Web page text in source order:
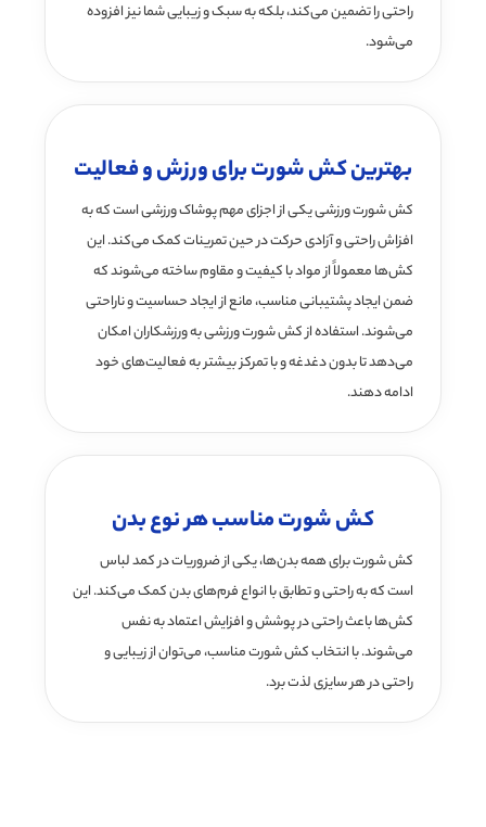
راحتی را تضمین می‌کند، بلکه به سبک و زیبایی شما نیز افزوده
می‌شود.
بهترین کش شورت برای ورزش و فعالیت
کش شورت ورزشی یکی از اجزای مهم پوشاک ورزشی است که به
افزاش راحتی و آزادی حرکت در حین تمرینات کمک می‌کند. این
کش‌ها معمولاً از مواد با کیفیت و مقاوم ساخته می‌شوند که
ضمن ایجاد پشتیبانی مناسب، مانع از ایجاد حساسیت و ناراحتی
می‌شوند. استفاده از کش شورت ورزشی به ورزشکاران امکان
می‌دهد تا بدون دغدغه و با تمرکز بیشتر به فعالیت‌های خود
ادامه دهند.
کش شورت مناسب هر نوع بدن
کش شورت برای همه بدن‌ها، یکی از ضروریات در کمد لباس
است که به راحتی و تطابق با انواع فرم‌های بدن کمک می‌کند. این
کش‌ها باعث راحتی در پوشش و افزایش اعتماد به نفس
می‌شوند. با انتخاب کش شورت مناسب، می‌توان از زیبایی و
راحتی در هر سایزی لذت برد.